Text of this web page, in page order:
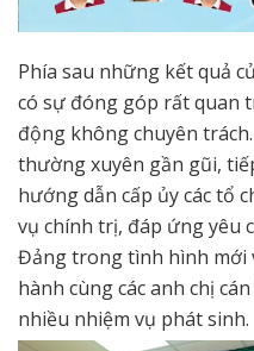
Phía sau những kết quả
có sự đóng góp rất quan
động không chuyên
thường xuyên gần gũi,
hướng dẫn cấp ủy các tổ
vụ chính trị, đáp ứng yêu
Đảng trong tình hình mới
hành cùng các anh chị
nhiều nhiệm vụ phát sinh.